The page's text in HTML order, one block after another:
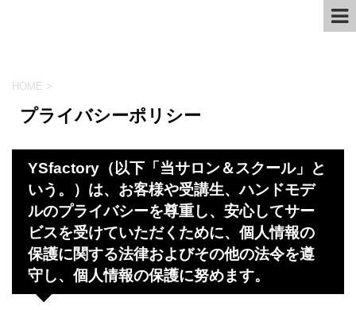
HOME >
プライバシーポリシー
YSfactory（以下「当サロン＆スクール」と
いう。）は、お客様や受講生、ハンドモデ
ルのプライバシーを尊重し、安心してサー
ビスを受けていただくために、個人情報の
保護に関する法律およびその他の法令を遵
守し、個人情報の保護に努めます。